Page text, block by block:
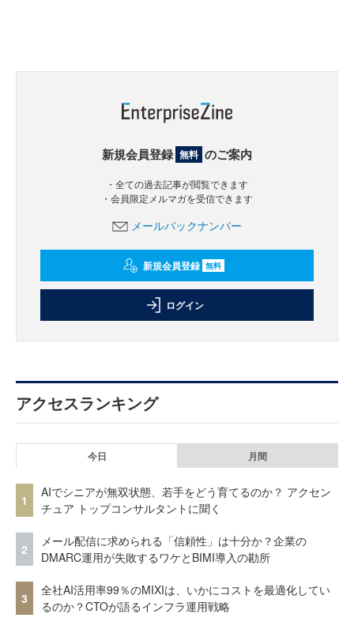
新規会員登録 無料 のご案内
・全ての過去記事が閲覧できます
・会員限定メルマガを受信できます
メールバックナンバー
新規会員登録 無料
ログイン
アクセスランキング
今日 月間
1
AIでシニアが無双状態、若手をどう育てるのか？ アクセン
チュア トップコンサルタントに聞く
2
メール配信に求められる「信頼性」は十分か？企業の
DMARC運用が失敗するワケとBIMI導入の勘所
3
全社AI活用率99％のMIXIは、いかにコストを最適化してい
るのか？CTOが語るインフラ運用戦略